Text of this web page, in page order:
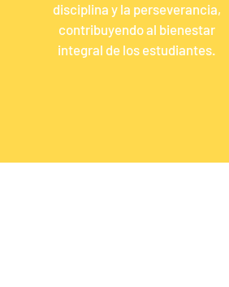
disciplina y la perseverancia,
contribuyendo al bienestar
integral de los estudiantes.